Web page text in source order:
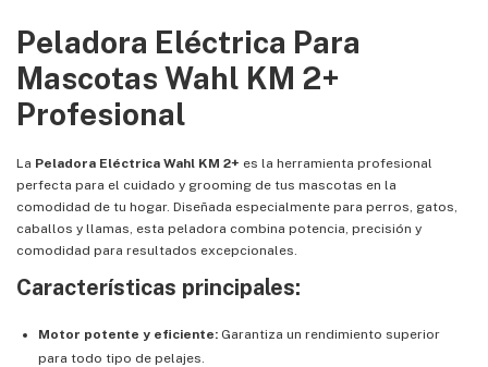
Peladora Eléctrica Para
Mascotas Wahl KM 2+
Profesional
La Peladora Eléctrica Wahl KM 2+ es la herramienta profesional
perfecta para el cuidado y grooming de tus mascotas en la
comodidad de tu hogar. Diseñada especialmente para perros, gatos,
caballos y llamas, esta peladora combina potencia, precisión y
comodidad para resultados excepcionales.
Características principales:
Motor potente y eficiente: Garantiza un rendimiento superior
para todo tipo de pelajes.